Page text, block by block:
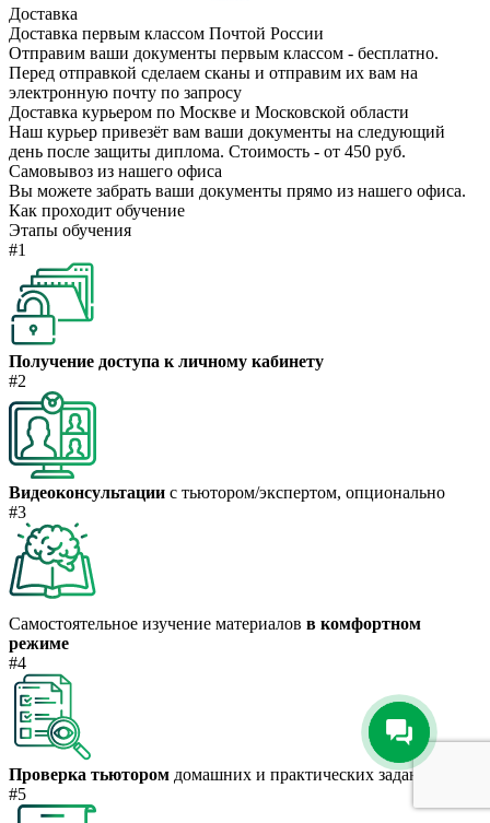
Доставка
Доставка первым классом Почтой России
Отправим ваши документы первым классом - бесплатно.
Перед отправкой сделаем сканы и отправим их вам на
электронную почту по запросу
Доставка курьером по Москве и Московской области
Наш курьер привезёт вам ваши документы на следующий
день после защиты диплома. Стоимость - от 450 руб.
Самовывоз из нашего офиса
Вы можете забрать ваши документы прямо из нашего офиса.
Как проходит обучение
Этапы обучения
#1
Получение доступа к личному кабинету
#2
Видеоконсультации с тьютором/экспертом, опционально
#3
Самостоятельное изучение материалов в комфортном
режиме
#4
Проверка тьютором домашних и практических заданий
#5